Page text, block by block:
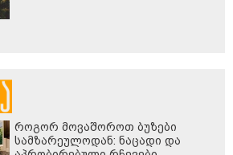
როგორ მოვაშოროთ ბუზები
სამზარეულოდან: ნაცადი და